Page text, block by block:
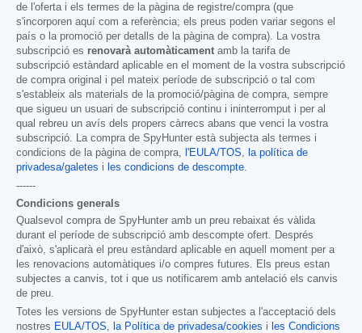
de l'oferta i els termes de la pàgina de registre/compra (que
s'incorporen aquí com a referència; els preus poden variar segons el
país o la promoció per detalls de la pàgina de compra). La vostra
subscripció es renovarà automàticament amb la tarifa de
subscripció estàndard aplicable en el moment de la vostra subscripció
de compra original i pel mateix període de subscripció o tal com
s'estableix als materials de la promoció/pàgina de compra, sempre
que sigueu un usuari de subscripció continu i ininterromput i per al
qual rebreu un avís dels propers càrrecs abans que venci la vostra
subscripció. La compra de SpyHunter està subjecta als termes i
condicions de la pàgina de compra, l'EULA/TOS, la política de
privadesa/galetes i les condicions de descompte.
------
Condicions generals
Qualsevol compra de SpyHunter amb un preu rebaixat és vàlida
durant el període de subscripció amb descompte ofert. Després
d'això, s'aplicarà el preu estàndard aplicable en aquell moment per a
les renovacions automàtiques i/o compres futures. Els preus estan
subjectes a canvis, tot i que us notificarem amb antelació els canvis
de preu.
Totes les versions de SpyHunter estan subjectes a l'acceptació dels
nostres EULA/TOS, la Política de privadesa/cookies i les Condicions